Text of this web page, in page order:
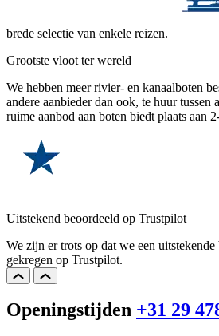
brede selectie van enkele reizen.
Grootste vloot ter wereld
We hebben meer rivier- en kanaalboten
andere aanbieder dan ook, te huur tussen
ruime aanbod aan boten biedt plaats aan
Uitstekend beoordeeld op Trustpilot
We zijn er trots op dat we een
gekregen op Trustpilot.
Openingstijden +31 29